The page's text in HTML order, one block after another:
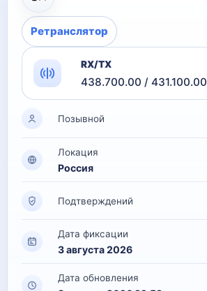
Ретранслятор
RX/TX
438.700.00 / 431.100.00
Позывной
Локация
Россия
Подтверждений
Дата фиксации
3 августа 2026
Дата обновления